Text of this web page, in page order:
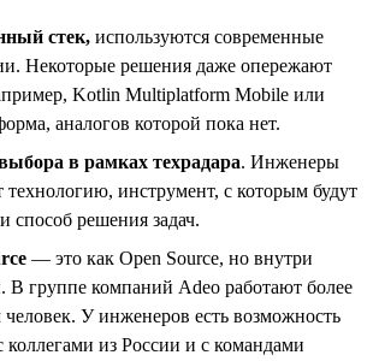
стек, используются современные
Некоторые решения даже опережают
Kotlin Multiplatform Mobile или
аналогов которой пока нет.
в рамках техрадара. Инженеры
инструмент, с которым будут
способ решения задач.
— это как Open Source, но внутри
В группе компаний Adeo работают более
человек. У инженеров есть возможность
коллегами из России и с командами